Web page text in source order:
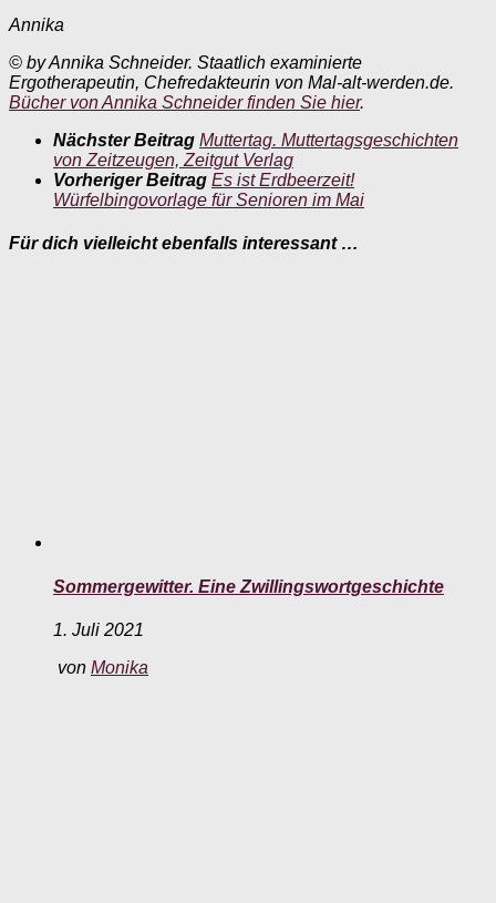
Annika
© by Annika Schneider. Staatlich examinierte
Ergotherapeutin, Chefredakteurin von Mal-alt-werden.de.
Bücher von Annika Schneider finden Sie hier.
Nächster Beitrag Muttertag. Muttertagsgeschichten
von Zeitzeugen, Zeitgut Verlag
Vorheriger Beitrag Es ist Erdbeerzeit!
Würfelbingovorlage für Senioren im Mai
Für dich vielleicht ebenfalls interessant …
Sommergewitter. Eine Zwillingswortgeschichte
1. Juli 2021
von Monika